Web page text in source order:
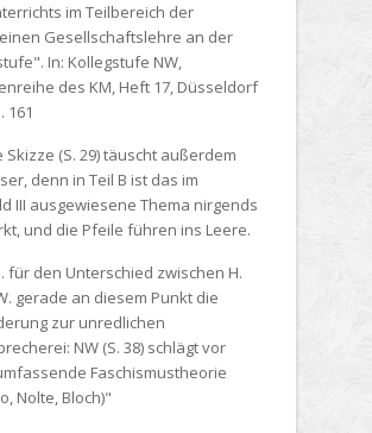
im Teilbereich der
Gesellschaftslehre an der
In: Kollegstufe NW,
des KM, Heft 17, Düsseldorf
161
Skizze (S. 29) täuscht außerdem
denn in Teil B ist das im
III ausgewiesene Thema nirgends
und die Pfeile führen ins Leere.
für den Unterschied zwischen H.
gerade an diesem Punkt die
zur unredlichen
NW (S. 38) schlägt vor
Faschismustheorie
Nolte, Bloch)"